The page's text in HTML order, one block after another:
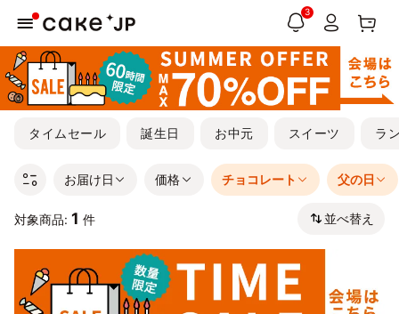
3
タイムセール 誕生日 お中元 スイーツ ラ
お届け日 価格 チョコレート 父の日
対象商品: 1 件 並べ替え